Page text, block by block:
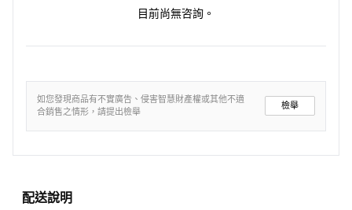
目前尚無咨詢。
如您發現商品有不實廣告、侵害智慧財產權或其他不適
合銷售之情形，請提出檢舉
檢舉
配送說明